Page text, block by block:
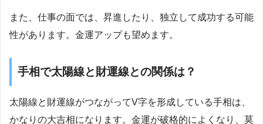
また、仕事の面では、昇進したり、独立して成功する可能
性があります。金運アップも望めます。
手相で太陽線と財運線との関係は？
太陽線と財運線がつながってV字を形成している手相は、
かなりの大吉相になります。金運が破格的によくなり、莫